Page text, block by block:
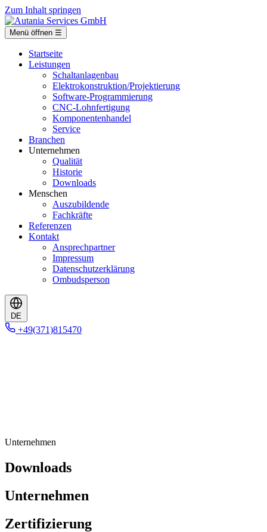
Zum Inhalt springen
Menü öffnen ☰
Startseite
Leistungen
Schaltanlagenbau
Elektrokonstruktion/Projektierung
Software-Programmierung
CNC-Lohnfertigung
Komponentenhandel
Service
Branchen
Unternehmen
Qualität
Historie
Downloads
Menschen
Auszubildende
Fachkräfte
Referenzen
Kontakt
Ansprechpartner
Impressum
Datenschutzerklärung
Ombudsperson
DE
+49(371)815470
Unternehmen
Downloads
Unternehmen
Zertifizierung